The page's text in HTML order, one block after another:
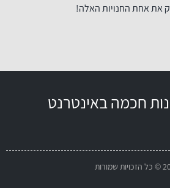
את אחת החנויות האלה!
חכמה באינטרנט
שמורות